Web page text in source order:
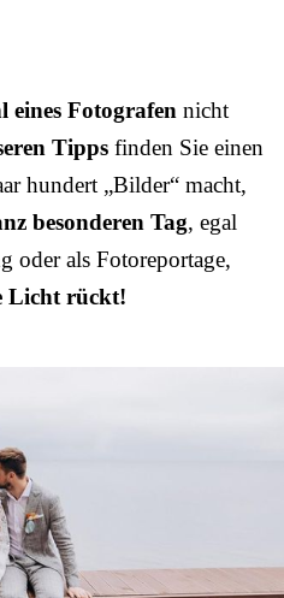
eines Fotografen nicht
Tipps finden Sie einen
hundert „Bilder“ macht,
besonderen Tag, egal
oder als Fotoreportage,
Licht rückt!